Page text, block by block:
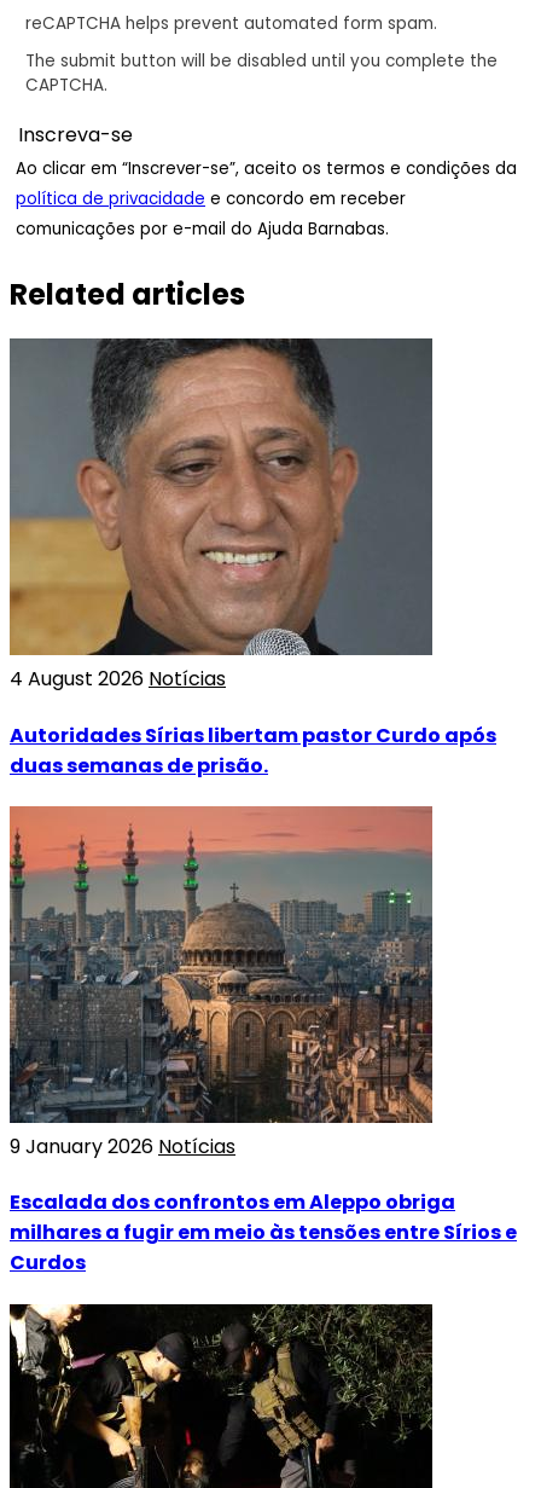
reCAPTCHA helps prevent automated form spam.
The submit button will be disabled until you complete the
CAPTCHA.
Ao clicar em “Inscrever-se”, aceito os termos e condições da
política de privacidade e concordo em receber
comunicações por e-mail do Ajuda Barnabas.
Related articles
4 August 2026 Notícias
Autoridades Sírias libertam pastor Curdo após
duas semanas de prisão.
9 January 2026 Notícias
Escalada dos confrontos em Aleppo obriga
milhares a fugir em meio às tensões entre Sírios e
Curdos